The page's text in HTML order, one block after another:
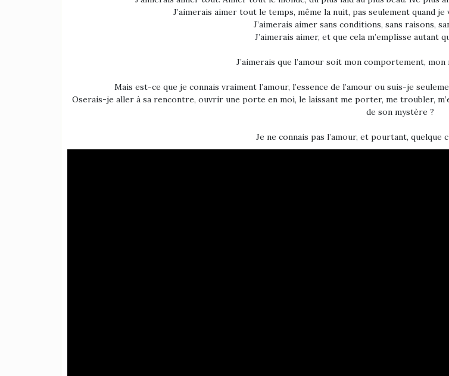
J’aimerais aimer tout le temps, même la nuit, pas seulement quand je
J’aimerais aimer sans conditions, sans raisons,
J’aimerais aimer, et que cela m’emplisse autant
J’aimerais que l’amour soit mon comportement,
Mais est-ce que je connais vraiment l’amour, l’essence de l’amour ou suis-je
Oserais-je aller à sa rencontre, ouvrir une porte en moi, le laissant me porter, me troubler,
de son mystère ?
Je ne connais pas l’amour, et pourtant, quelque